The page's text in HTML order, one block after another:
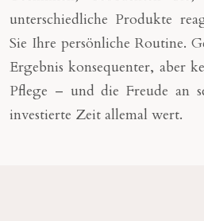
unterschiedliche Produkte
Sie Ihre persönliche Routine.
Ergebnis konsequenter, aber
Pflege – und die Freude an
investierte Zeit allemal wert.